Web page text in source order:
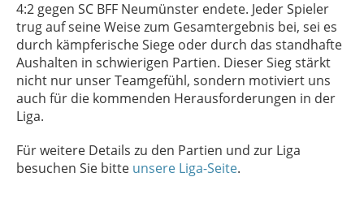
4:2 gegen SC BFF Neumünster endete. Jeder Spieler
trug auf seine Weise zum Gesamtergebnis bei, sei es
durch kämpferische Siege oder durch das standhafte
Aushalten in schwierigen Partien. Dieser Sieg stärkt
nicht nur unser Teamgefühl, sondern motiviert uns
auch für die kommenden Herausforderungen in der
Liga.
Für weitere Details zu den Partien und zur Liga
besuchen Sie bitte unsere Liga-Seite.